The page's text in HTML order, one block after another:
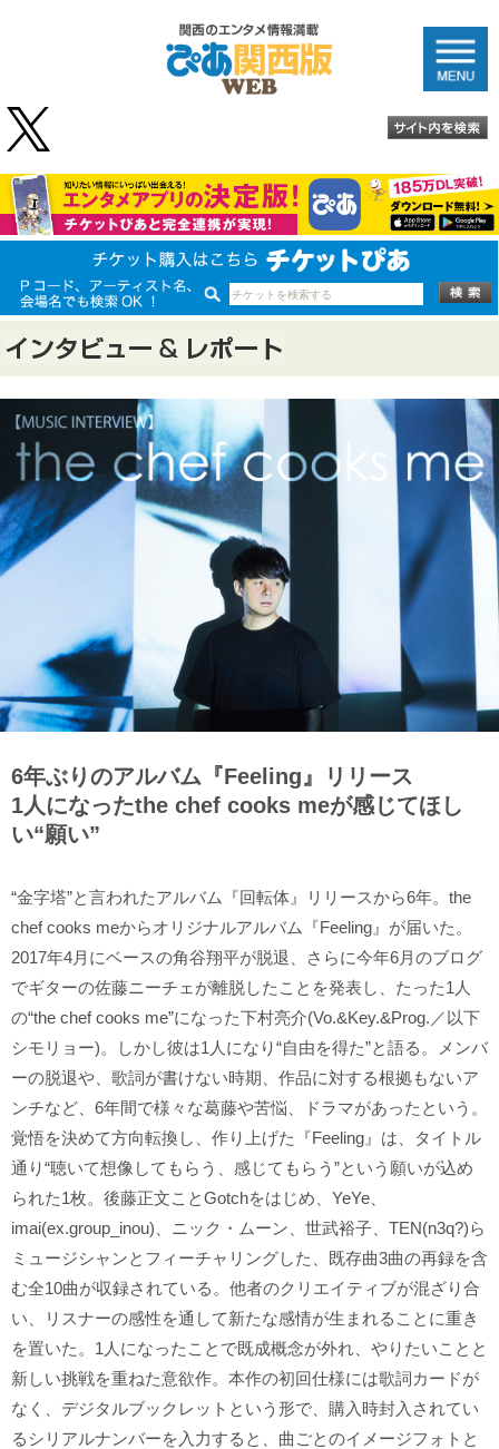
6年ぶりのアルバム『Feeling』リリース
1人になったthe chef cooks meが感じてほし
い“願い”
“金字塔”と言われたアルバム『回転体』リリースから6年。the
chef cooks meからオリジナルアルバム『Feeling』が届いた。
2017年4月にベースの角谷翔平が脱退、さらに今年6月のブログ
でギターの佐藤ニーチェが離脱したことを発表し、たった1人
の“the chef cooks me”になった下村亮介(Vo.&Key.&Prog.／以下
シモリョー)。しかし彼は1人になり“自由を得た”と語る。メンバ
ーの脱退や、歌詞が書けない時期、作品に対する根拠もないア
ンチなど、6年間で様々な葛藤や苦悩、ドラマがあったという。
覚悟を決めて方向転換し、作り上げた『Feeling』は、タイトル
通り“聴いて想像してもらう、感じてもらう”という願いが込め
られた1枚。後藤正文ことGotchをはじめ、YeYe、
imai(ex.group_inou)、ニック・ムーン、世武裕子、TEN(n3q?)ら
ミュージシャンとフィーチャリングした、既存曲3曲の再録を含
む全10曲が収録されている。他者のクリエイティブが混ざり合
い、リスナーの感性を通して新たな感情が生まれることに重き
を置いた。1人になったことで既成概念が外れ、やりたいことと
新しい挑戦を重ねた意欲作。本作の初回仕様には歌詞カードが
なく、デジタルブックレットという形で、購入時封入されてい
るシリアルナンバーを入力すると、曲ごとのイメージフォトと